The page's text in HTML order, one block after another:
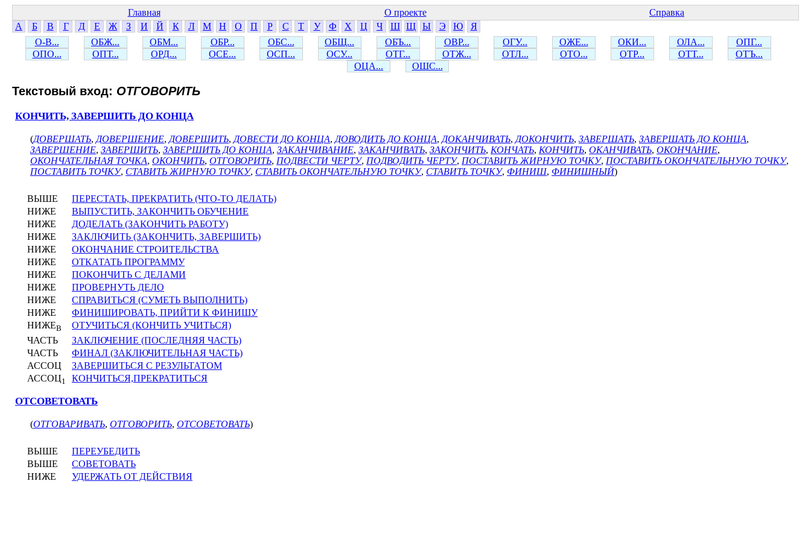
Главная О проекте
Справка
А
Б В Г Д Е Ж З И Й К Л М Н О П Р С Т У Ф Х Ц Ч Ш Щ Ы Э Ю
Я
О-В...
ОБЖ... ОБМ... ОБР... ОБС... ОБЩ... ОБЪ... ОВР... ОГУ... ОЖЕ... ОКИ... ОЛА...
ОПГ...
ОПО...
ОПТ... ОРД... ОСЕ... ОСП... ОСУ... ОТГ... ОТЖ... ОТЛ... ОТО... ОТР... ОТТ...
ОТЪ...
ОЦА...
ОШС...
Текстовый вход: ОТГОВОРИТЬ
КОНЧИТЬ, ЗАВЕРШИТЬ ДО КОНЦА
(ДОВЕРШАТЬ, ДОВЕРШЕНИЕ, ДОВЕРШИТЬ, ДОВЕСТИ ДО КОНЦА, ДОВОДИТЬ ДО КОНЦА, ДОКАНЧИВАТЬ, ДОКОНЧИТЬ, ЗАВЕРШАТЬ, ЗАВЕРШАТЬ ДО КОНЦА,
ЗАВЕРШЕНИЕ, ЗАВЕРШИТЬ, ЗАВЕРШИТЬ ДО КОНЦА, ЗАКАНЧИВАНИЕ, ЗАКАНЧИВАТЬ, ЗАКОНЧИТЬ, КОНЧАТЬ, КОНЧИТЬ, ОКАНЧИВАТЬ, ОКОНЧАНИЕ,
ОКОНЧАТЕЛЬНАЯ ТОЧКА, ОКОНЧИТЬ, ОТГОВОРИТЬ, ПОДВЕСТИ ЧЕРТУ, ПОДВОДИТЬ ЧЕРТУ, ПОСТАВИТЬ ЖИРНУЮ ТОЧКУ, ПОСТАВИТЬ ОКОНЧАТЕЛЬНУЮ ТОЧКУ,
ПОСТАВИТЬ ТОЧКУ, СТАВИТЬ ЖИРНУЮ ТОЧКУ, СТАВИТЬ ОКОНЧАТЕЛЬНУЮ ТОЧКУ, СТАВИТЬ ТОЧКУ, ФИНИШ, ФИНИШНЫЙ)
ВЫШЕ
ПЕРЕСТАТЬ, ПРЕКРАТИТЬ (ЧТО-ТО ДЕЛАТЬ)
НИЖЕ
ВЫПУСТИТЬ, ЗАКОНЧИТЬ ОБУЧЕНИЕ
НИЖЕ
ДОДЕЛАТЬ (ЗАКОНЧИТЬ РАБОТУ)
НИЖЕ
ЗАКЛЮЧИТЬ (ЗАКОНЧИТЬ, ЗАВЕРШИТЬ)
НИЖЕ
ОКОНЧАНИЕ СТРОИТЕЛЬСТВА
НИЖЕ
ОТКАТАТЬ ПРОГРАММУ
НИЖЕ
ПОКОНЧИТЬ С ДЕЛАМИ
НИЖЕ
ПРОВЕРНУТЬ ДЕЛО
НИЖЕ
СПРАВИТЬСЯ (СУМЕТЬ ВЫПОЛНИТЬ)
НИЖЕ
ФИНИШИРОВАТЬ, ПРИЙТИ К ФИНИШУ
НИЖЕВ
ОТУЧИТЬСЯ (КОНЧИТЬ УЧИТЬСЯ)
ЧАСТЬ
ЗАКЛЮЧЕНИЕ (ПОСЛЕДНЯЯ ЧАСТЬ)
ЧАСТЬ
ФИНАЛ (ЗАКЛЮЧИТЕЛЬНАЯ ЧАСТЬ)
АССОЦ
ЗАВЕРШИТЬСЯ С РЕЗУЛЬТАТОМ
АССОЦ1 КОНЧИТЬСЯ,ПРЕКРАТИТЬСЯ
ОТСОВЕТОВАТЬ
(ОТГОВАРИВАТЬ, ОТГОВОРИТЬ, ОТСОВЕТОВАТЬ)
ВЫШЕ
ПЕРЕУБЕДИТЬ
ВЫШЕ
СОВЕТОВАТЬ
НИЖЕ
УДЕРЖАТЬ ОТ ДЕЙСТВИЯ